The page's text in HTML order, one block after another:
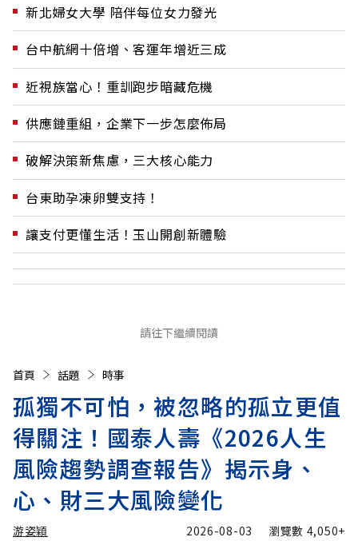
新北婦女大學 陪伴每位女力發光
台中航網十倍增、客運年增近三成
近視族當心！重訓跑步暗藏危機
供應鏈重組，企業下一步怎麼佈局
破解決策新焦慮，三大核心能力
台東助孕凍卵雙支持！
讓支付更懂生活！玉山開創新體驗
請往下繼續閱讀
首頁 話題 時事
孤獨不可怕，被忽略的孤立更值
得關注！國泰人壽《2026人生
風險趨勢調查報告》揭示身、
心、財三大風險變化
游姿穎 2026-08-03 瀏覽數 4,050+